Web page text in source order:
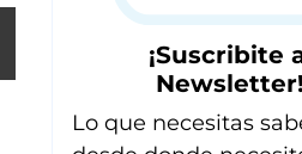
¡Suscribite
Newsletter!
Lo que necesitas